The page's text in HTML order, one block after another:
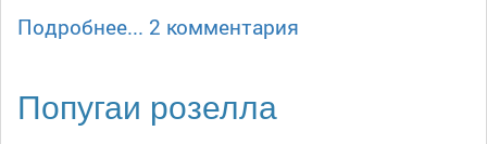
Подробнее... 2 комментария
Попугаи розелла